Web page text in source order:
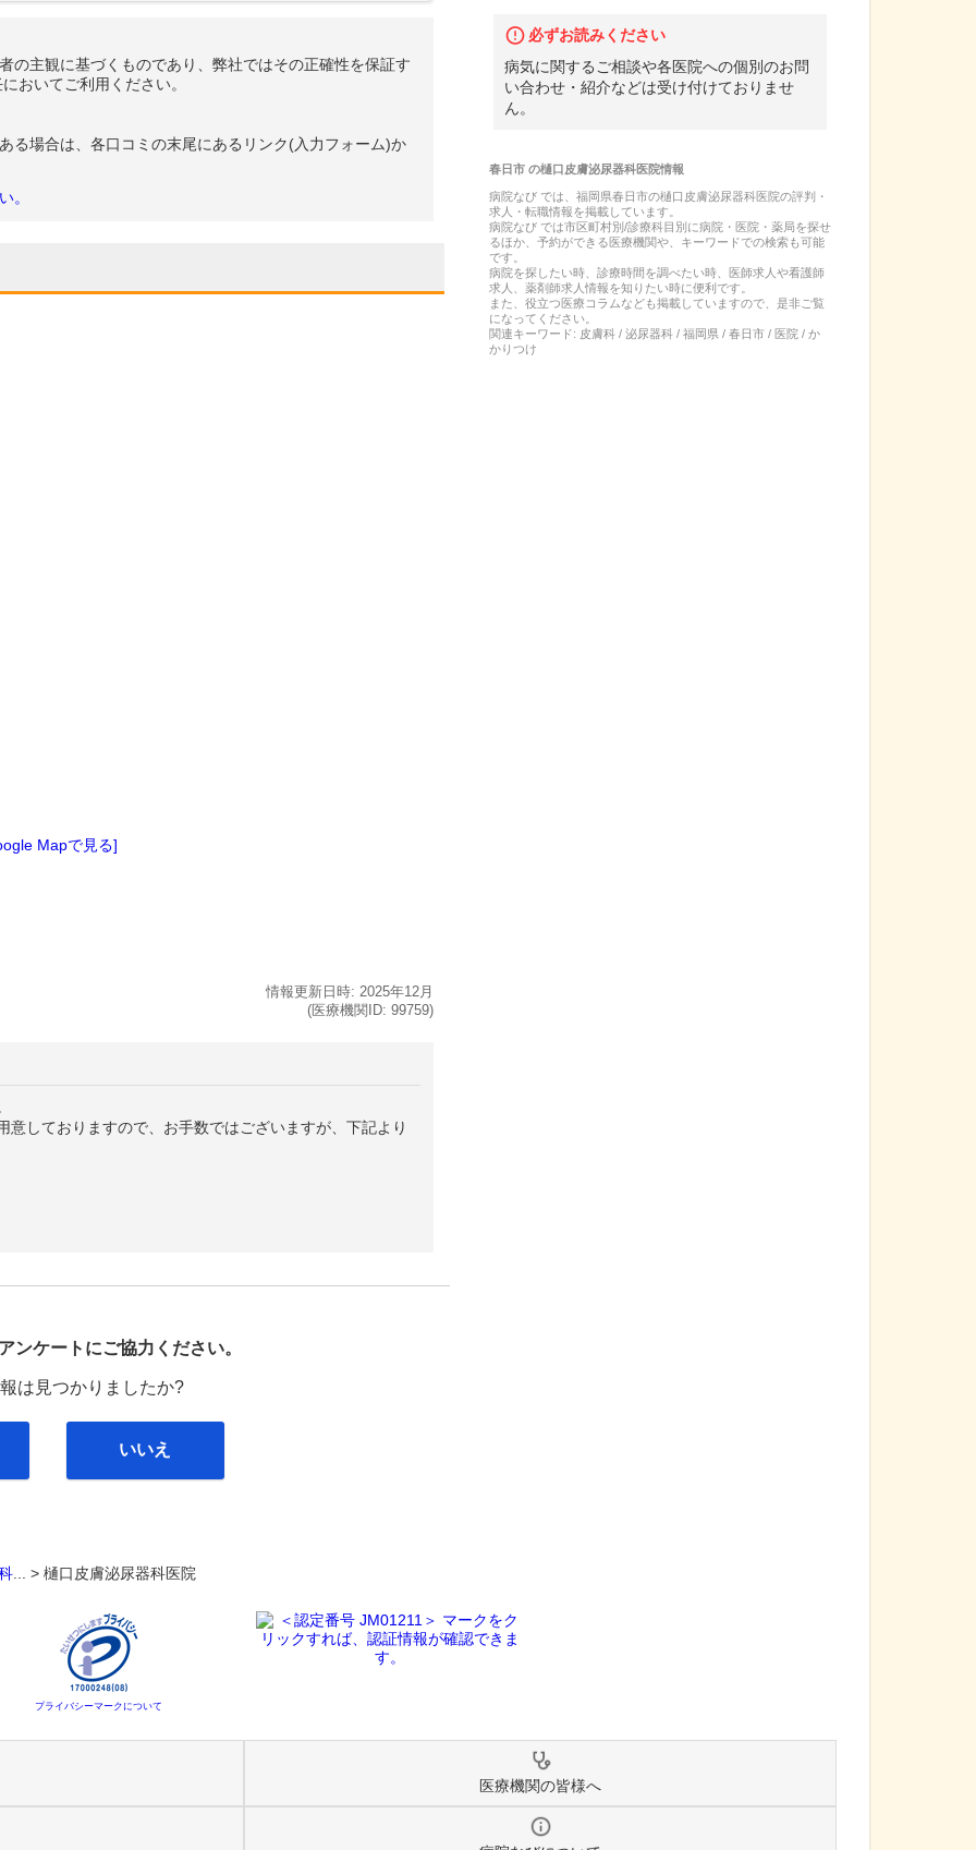
の主観に基づくものであり、弊社ではその正確性を保証す
おいてご利用ください。
る場合は、各口コミの末尾にあるリンク(入力フォーム)か
。
Mapで見る]
情報更新日時: 2025年12月
(医療機関ID: 99759)
しておりますので、お手数ではございますが、下記より
ンケートにご協力ください。
は見つかりましたか?
いいえ
必ずお読みください
病気に関するご相談や各医院への個別のお問
い合わせ・紹介などは受け付けておりませ
ん。
春日市の樋口皮膚泌尿器科医院情報
病院なび では、 福岡県春日市の樋口皮膚泌尿器科医院の評判・
求人・転職情報を掲載しています。
病院なび では市区町村別/診療科目別に病院・医院・薬局を探せ
るほか、予約ができる医療機関や、キーワードでの検索も可能
です。
病院を探したい時、診療時間を調べたい時、医師求人や看護師
求人、薬剤師求人情報を知りたい時に便利です。
また、役立つ医療コラムなども掲載していますので、是非ご覧
になってください。
関連キーワード: 皮膚科 / 泌尿器科 / 福岡県 / 春日市 / 医院 / か
かりつけ
... > 樋口皮膚泌尿器科医院
プライバシーマークについて
医療機関の皆様へ